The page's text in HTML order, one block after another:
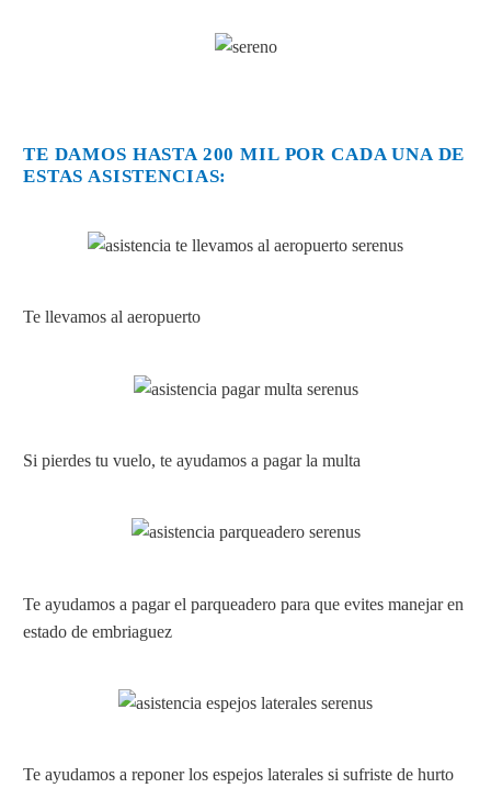
TE DAMOS HASTA 200 MIL POR CADA UNA DE
ESTAS ASISTENCIAS:
Te llevamos al aeropuerto
Si pierdes tu vuelo, te ayudamos a pagar la multa
Te ayudamos a pagar el parqueadero para que evites manejar en
estado de embriaguez
Te ayudamos a reponer los espejos laterales si sufriste de hurto